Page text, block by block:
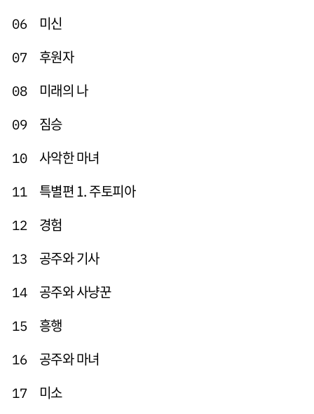
06 미신
07 후원자
08 미래의 나
09 짐승
10 사악한 마녀
11 특별편 1. 주토피아
12 경험
13 공주와 기사
14 공주와 사냥꾼
15 흥행
16 공주와 마녀
17 미소